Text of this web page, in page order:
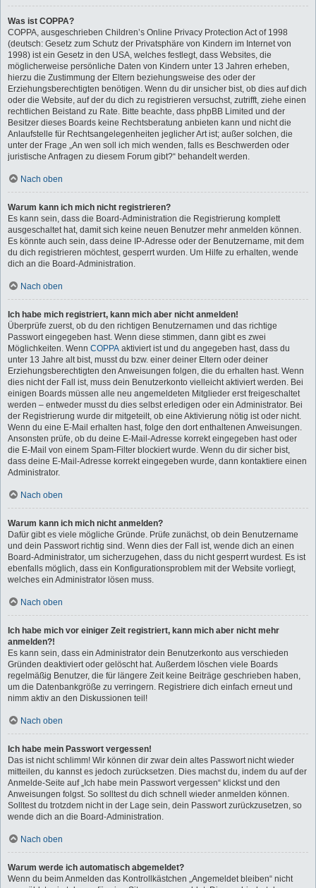
Was ist COPPA?
COPPA, ausgeschrieben Children’s Online Privacy Protection Act of 1998
(deutsch: Gesetz zum Schutz der Privatsphäre von Kindern im Internet von
1998) ist ein Gesetz in den USA, welches festlegt, dass Websites, die
möglicherweise persönliche Daten von Kindern unter 13 Jahren erheben,
hierzu die Zustimmung der Eltern beziehungsweise des oder der
Erziehungsberechtigten benötigen. Wenn du dir unsicher bist, ob dies auf dich
oder die Website, auf der du dich zu registrieren versuchst, zutrifft, ziehe einen
rechtlichen Beistand zu Rate. Bitte beachte, dass phpBB Limited und der
Besitzer dieses Boards keine Rechtsberatung anbieten kann und nicht die
Anlaufstelle für Rechtsangelegenheiten jeglicher Art ist; außer solchen, die
unter der Frage „An wen soll ich mich wenden, falls es Beschwerden oder
juristische Anfragen zu diesem Forum gibt?“ behandelt werden.
Nach oben
Warum kann ich mich nicht registrieren?
Es kann sein, dass die Board-Administration die Registrierung komplett
ausgeschaltet hat, damit sich keine neuen Benutzer mehr anmelden können.
Es könnte auch sein, dass deine IP-Adresse oder der Benutzername, mit dem
du dich registrieren möchtest, gesperrt wurden. Um Hilfe zu erhalten, wende
dich an die Board-Administration.
Nach oben
Ich habe mich registriert, kann mich aber nicht anmelden!
Überprüfe zuerst, ob du den richtigen Benutzernamen und das richtige
Passwort eingegeben hast. Wenn diese stimmen, dann gibt es zwei
Möglichkeiten. Wenn COPPA aktiviert ist und du angegeben hast, dass du
unter 13 Jahre alt bist, musst du bzw. einer deiner Eltern oder deiner
Erziehungsberechtigten den Anweisungen folgen, die du erhalten hast. Wenn
dies nicht der Fall ist, muss dein Benutzerkonto vielleicht aktiviert werden. Bei
einigen Boards müssen alle neu angemeldeten Mitglieder erst freigeschaltet
werden – entweder musst du dies selbst erledigen oder ein Administrator. Bei
der Registrierung wurde dir mitgeteilt, ob eine Aktivierung nötig ist oder nicht.
Wenn du eine E-Mail erhalten hast, folge den dort enthaltenen Anweisungen.
Ansonsten prüfe, ob du deine E-Mail-Adresse korrekt eingegeben hast oder
die E-Mail von einem Spam-Filter blockiert wurde. Wenn du dir sicher bist,
dass deine E-Mail-Adresse korrekt eingegeben wurde, dann kontaktiere einen
Administrator.
Nach oben
Warum kann ich mich nicht anmelden?
Dafür gibt es viele mögliche Gründe. Prüfe zunächst, ob dein Benutzername
und dein Passwort richtig sind. Wenn dies der Fall ist, wende dich an einen
Board-Administrator, um sicherzugehen, dass du nicht gesperrt wurdest. Es ist
ebenfalls möglich, dass ein Konfigurationsproblem mit der Website vorliegt,
welches ein Administrator lösen muss.
Nach oben
Ich habe mich vor einiger Zeit registriert, kann mich aber nicht mehr
anmelden?!
Es kann sein, dass ein Administrator dein Benutzerkonto aus verschieden
Gründen deaktiviert oder gelöscht hat. Außerdem löschen viele Boards
regelmäßig Benutzer, die für längere Zeit keine Beiträge geschrieben haben,
um die Datenbankgröße zu verringern. Registriere dich einfach erneut und
nimm aktiv an den Diskussionen teil!
Nach oben
Ich habe mein Passwort vergessen!
Das ist nicht schlimm! Wir können dir zwar dein altes Passwort nicht wieder
mitteilen, du kannst es jedoch zurücksetzen. Dies machst du, indem du auf der
Anmelde-Seite auf „Ich habe mein Passwort vergessen“ klickst und den
Anweisungen folgst. So solltest du dich schnell wieder anmelden können.
Solltest du trotzdem nicht in der Lage sein, dein Passwort zurückzusetzen, so
wende dich an die Board-Administration.
Nach oben
Warum werde ich automatisch abgemeldet?
Wenn du beim Anmelden das Kontrollkästchen „Angemeldet bleiben“ nicht